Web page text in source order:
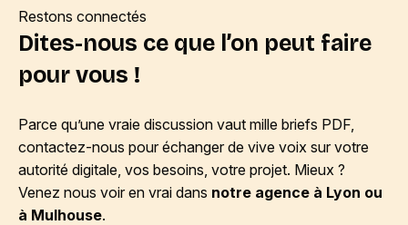
Restons connectés
Dites-nous ce que l’on peut faire
pour vous !
Parce qu’une vraie discussion vaut mille briefs PDF,
contactez-nous pour échanger de vive voix sur votre
autorité digitale, vos besoins, votre projet. Mieux ?
Venez nous voir en vrai dans notre agence à Lyon ou
à Mulhouse.